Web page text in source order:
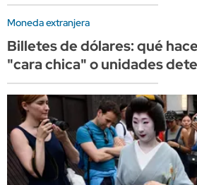
Moneda extranjera
Billetes de dólares: qué
"cara chica" o unidades